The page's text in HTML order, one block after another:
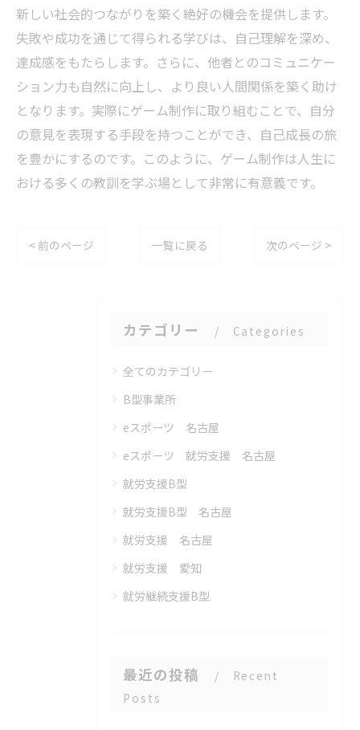
新しい社会的つながりを築く絶好の機会を提供します。
失敗や成功を通じて得られる学びは、自己理解を深め、
達成感をもたらします。さらに、他者とのコミュニケー
ション力も自然に向上し、より良い人間関係を築く助け
となります。実際にゲーム制作に取り組むことで、自分
の意見を表現する手段を持つことができ、自己成長の旅
を豊かにするのです。このように、ゲーム制作は人生に
おける多くの教訓を学ぶ場として非常に有意義です。
< 前のページ 一覧に戻る 次のページ >
カテゴリー Categories
全てのカテゴリー
B型事業所
eスポーツ 名古屋
eスポーツ 就労支援 名古屋
就労支援B型
就労支援B型 名古屋
就労支援 名古屋
就労支援 愛知
就労継続支援B型
最近の投稿
Recent
Posts